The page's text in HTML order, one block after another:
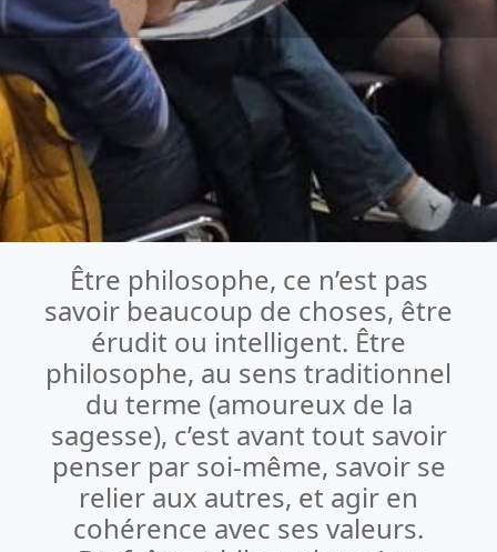
Être philosophe, ce n’est pas
savoir beaucoup de choses, être
érudit ou intelligent. Être
philosophe, au sens traditionnel
du terme (amoureux de la
sagesse), c’est avant tout savoir
penser par soi-même, savoir se
relier aux autres, et agir en
cohérence avec ses valeurs.